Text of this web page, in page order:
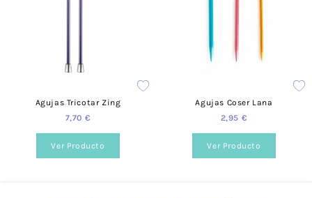
necesidades. Puedes consultarlo desde nuestra web, en la
¿Prestáis asesoramiento?
Sí, te podemos ayudar en lo que necesites. Resolvemos tus
dudas tanto vía telefónica
957 08 31 73, como mediante
formulario de contacto.
Agujas Tricotar Zing
7,70 €
Ver Producto
Agujas Coser Lana
2,95 €
Ver Producto